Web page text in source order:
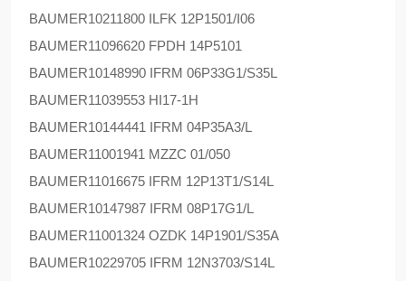
BAUMER10211800 ILFK 12P1501/I06
BAUMER11096620 FPDH 14P5101
BAUMER10148990 IFRM 06P33G1/S35L
BAUMER11039553 HI17-1H
BAUMER10144441 IFRM 04P35A3/L
BAUMER11001941 MZZC 01/050
BAUMER11016675 IFRM 12P13T1/S14L
BAUMER10147987 IFRM 08P17G1/L
BAUMER11001324 OZDK 14P1901/S35A
BAUMER10229705 IFRM 12N3703/S14L